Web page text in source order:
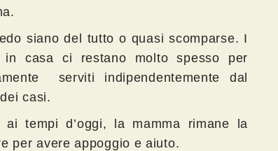
siano del tutto o quasi scomparse. I
casa ci restano molto spesso per
serviti indipendentemente dal
casi.
tempi d’oggi, la mamma rimane la
per avere appoggio e aiuto.